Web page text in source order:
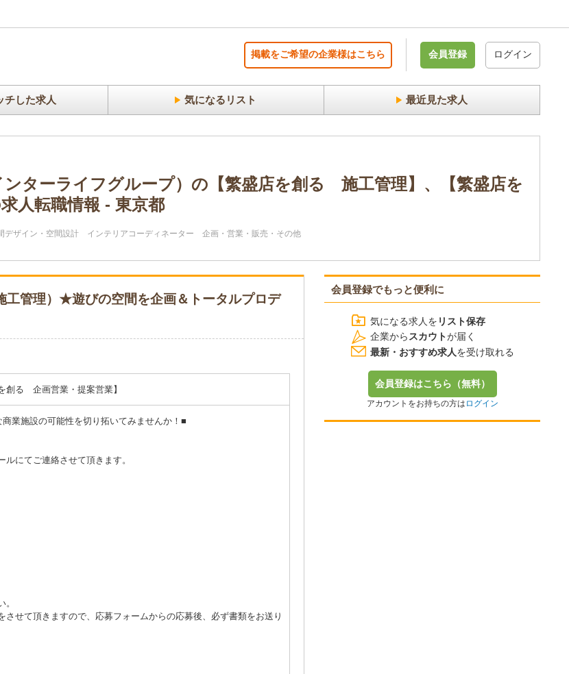
掲載をご希望の企業様はこちら 会員登録 ログイン
チした求人 気になるリスト 最近見た求人
ターライフグループ）の【繁盛店を創る 施工管理】、【繁盛店を
人転職情報 - 東京都
デザイン・空間設計 インテリアコーディネーター 企画・営業・販売・その他
管理）★遊びの空間を企画＆トータルプロデ
創る 企画営業・提案営業】
業施設の可能性を切り拓いてみませんか！■
にてご連絡させて頂きます。
せて頂きますので、応募フォームからの応募後、必ず書類をお送り
会員登録でもっと便利に
気になる求人を リスト保存
企業から スカウトが届く
最新・おすすめ求人を受け取れる
会員登録はこちら（無料）
アカウントをお持ちの方は ログイン